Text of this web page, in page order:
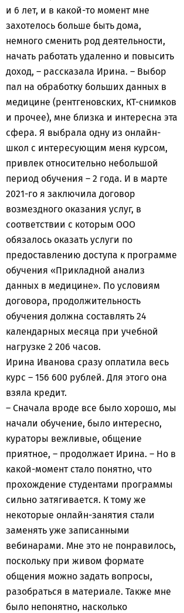
и 6 лет, и в какой-то момент мне
захотелось больше быть дома,
немного сменить род деятельности,
начать работать удаленно и повысить
доход, – рассказала Ирина. – Выбор
пал на обработку больших данных в
медицине (рентгеновских, КТ-снимков
и прочее), мне близка и интересна эта
сфера. Я выбрала одну из онлайн-
школ с интересующим меня курсом,
привлек относительно небольшой
период обучения – 2 года. И в марте
2021-го я заключила договор
возмездного оказания услуг, в
соответствии с которым ООО
обязалось оказать услуги по
предоставлению доступа к программе
обучения «Прикладной анализ
данных в медицине». По условиям
договора, продолжительность
обучения должна составлять 24
календарных месяца при учебной
нагрузке 2 206 часов.
Ирина Иванова сразу оплатила весь
курс – 156 600 рублей. Для этого она
взяла кредит.
– Сначала вроде все было хорошо, мы
начали обучение, было интересно,
кураторы вежливые, общение
приятное, – продолжает Ирина. – Но в
какой-момент стало понятно, что
прохождение студентами программы
сильно затягивается. К тому же
некоторые онлайн-занятия стали
заменять уже записанными
вебинарами. Мне это не понравилось,
поскольку при живом формате
общения можно задать вопросы,
разобраться в материале. Также мне
было непонятно, насколько